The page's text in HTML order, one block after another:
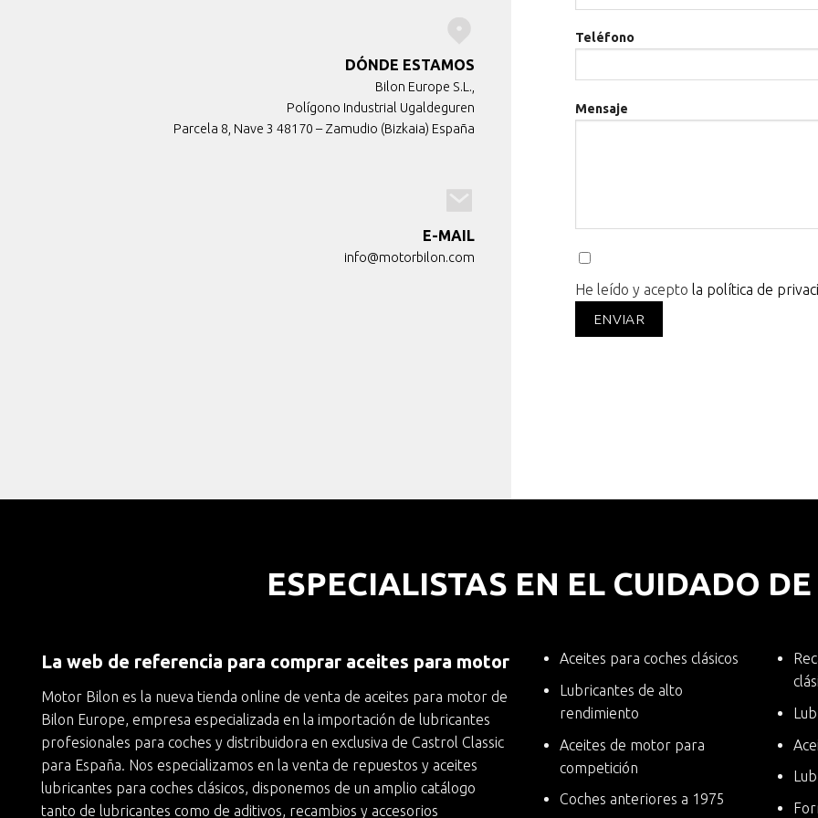
DÓNDE ESTAMOS
Bilon Europe S.L.,
Polígono Industrial Ugaldeguren
Parcela 8, Nave 3 48170 – Zamudio (Bizkaia) España
E-MAIL
info@motorbilon.com
Teléfono
Mensaje
He leído y acepto la política de
ESPECIALISTAS EN EL CUIDADO
La web de referencia para comprar aceites para motor
Motor Bilon es la nueva tienda online de venta de aceites para motor de
Bilon Europe, empresa especializada en la importación de lubricantes
profesionales para coches y distribuidora en exclusiva de Castrol Classic
para España. Nos especializamos en la venta de repuestos y aceites
lubricantes para coches clásicos, disponemos de un amplio catálogo
tanto de lubricantes como de aditivos, recambios y accesorios
Aceites para coches clásicos
Lubricantes de alto
rendimiento
Aceites de motor para
competición
Coches anteriores a 1975